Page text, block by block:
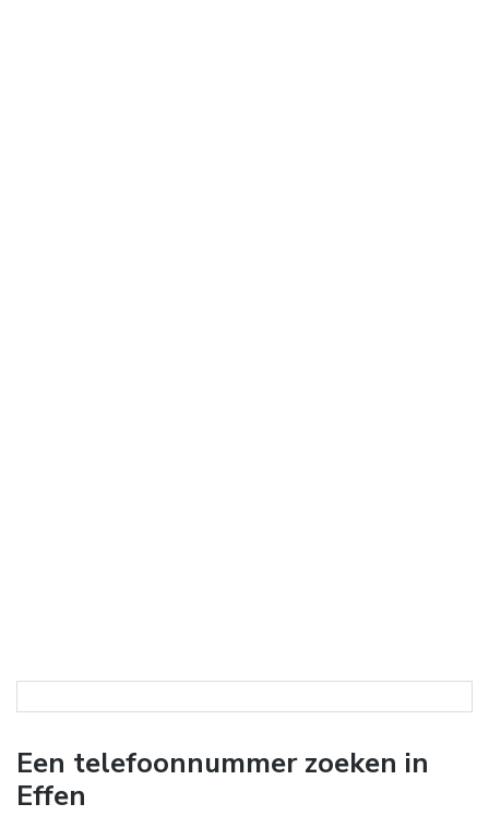
Een telefoonnummer zoeken in
Effen